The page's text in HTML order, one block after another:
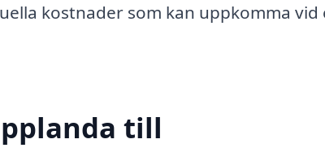
kostnader som kan uppkomma vid
till